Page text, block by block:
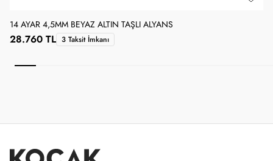
14 AYAR 4,5MM BEYAZ ALTIN TAŞLI ALYANS
28.760 TL 3 Taksit İmkanı